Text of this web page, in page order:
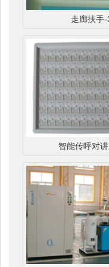
走廊扶手-
智能传呼对